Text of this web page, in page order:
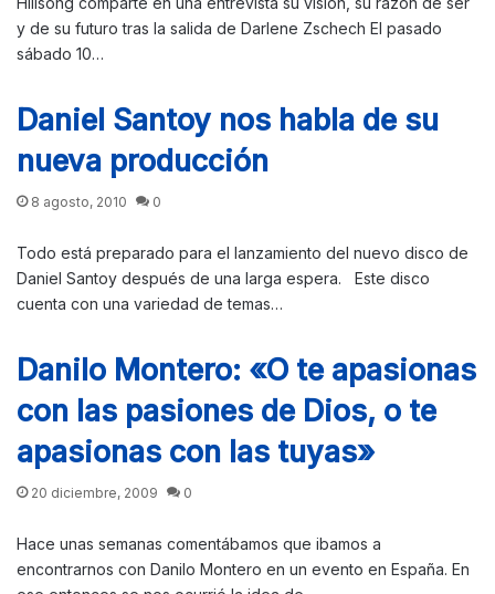
y de su futuro tras la salida de Darlene Zschech El pasado
sábado 10…
Daniel Santoy nos habla de su
nueva producción
8 agosto, 2010 0
Todo está preparado para el lanzamiento del nuevo disco de
Daniel Santoy después de una larga espera. Este disco
cuenta con una variedad de temas…
Danilo Montero: «O te apasionas
con las pasiones de Dios, o te
apasionas con las tuyas»
20 diciembre, 2009 0
Hace unas semanas comentábamos que ibamos a
encontrarnos con Danilo Montero en un evento en España. En